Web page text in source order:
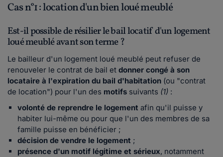
Cas n°1 : location d'un bien loué meublé
Est-il possible de résilier le bail locatif d'un logement
loué meublé avant son terme ?
Le bailleur d'un logement loué meublé peut refuser de
renouveler le contrat de bail et donner congé à son
locataire à l'expiration du bail d'habitation (ou "contrat
de location") pour l'un des motifs suivants (1) :
volonté de reprendre le logement afin qu'il puisse y
habiter lui-même ou pour que l'un des membres de sa
famille puisse en bénéficier ;
décision de vendre le logement ;
présence d'un motif légitime et sérieux, notamment